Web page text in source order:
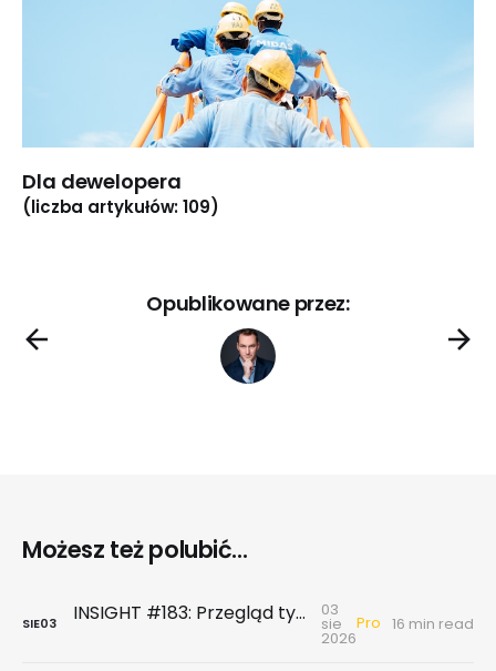
Dla dewelopera
(liczba artykułów: 109)
Opublikowane przez:
Możesz też polubić...
SIE03 INSIGHT #183: Przegląd tygodniowy | Najnowsze dane GUS … czyli sezon wakacyjny z wiatrem w żagle 03
sie
2026
Pro 16 min read